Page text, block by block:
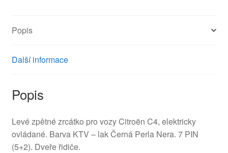
Popis
Další informace
Popis
Levé zpětné zrcátko pro vozy Citroën C4, elektricky
ovládané. Barva KTV – lak Černá Perla Nera. 7 PIN
(5+2). Dveře řidiče.